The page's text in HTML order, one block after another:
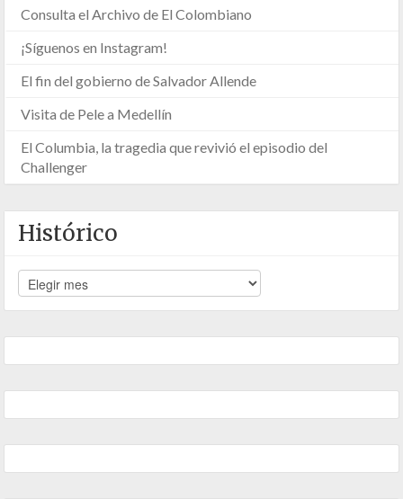
Consulta el Archivo de El Colombiano
¡Síguenos en Instagram!
El fin del gobierno de Salvador Allende
Visita de Pele a Medellín
El Columbia, la tragedia que revivió el episodio del
Challenger
Histórico